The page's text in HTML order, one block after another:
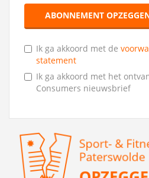
ABONNEMENT
Ik ga akkoord met de
statement
Ik ga akkoord met het
Consumers nieuwsbrief